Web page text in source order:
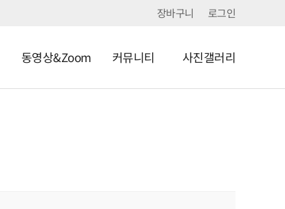
장바구니 로그인
동영상&Zoom 커뮤니티 사진갤러리